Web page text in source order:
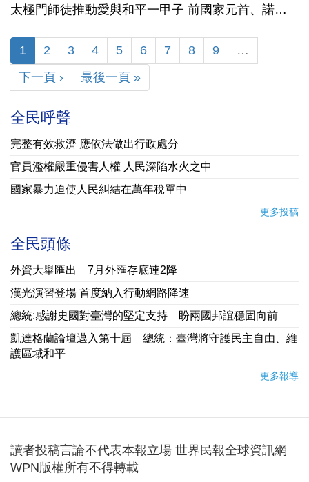
太極門師徒推動愛與和平一甲子 前國家元首、諾貝爾和平獎獲獎組織領袖來台祝賀
1 2 3 4 5 6 7 8 9
…
下一頁 ›
最後一頁 »
全民呼聲
完整有效救濟 應依法做出行政處分
官員濫權嚴重侵害人權 人民深陷水火之中
國家暴力迫使人民糾結在萬年稅單中
更多投稿
全民頭條
外資大舉匯出 7月外匯存底連2降
漢光演習登場 首度納入行動網路降速
總統:感謝史國對臺灣的堅定支持 盼兩國邦誼穩固向前
凱達格蘭論壇邁入第十屆 總統：臺灣將守護民主自由、維
護區域和平
更多報導
讀者投稿言論不代表本報立場 世界民報全球資訊網
WPN版權所有不得轉載